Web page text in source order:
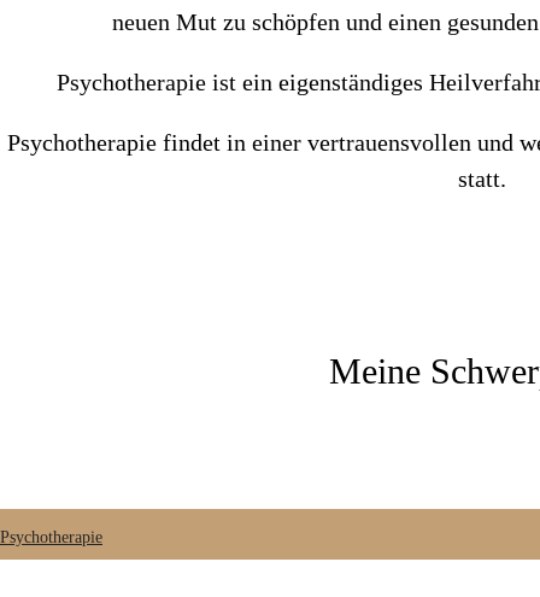
neuen Mut zu schöpfen und einen
Psychotherapie ist ein eigenständiges
Psychotherapie findet in einer vertrauensvollen und
statt.
Meine
Psychotherapie